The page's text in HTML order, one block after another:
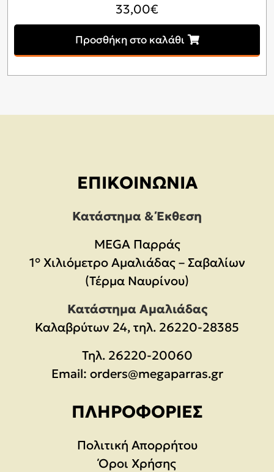
33,00€
Προσθήκη στο καλάθι
ΕΠΙΚΟΙΝΩΝΊΑ
Κατάστημα & Έκθεση
MEGA Παρράς
1° Χιλιόμετρο Αμαλιάδας – Σαβαλίων
(Τέρμα Ναυρίνου)
Κατάστημα Αμαλιάδας
Καλαβρύτων 24, τηλ. 26220-28385
Τηλ. 26220-20060
Email: orders@megaparras.gr
ΠΛΗΡΟΦΟΡΊΕΣ
Πολιτική Απορρήτου
Όροι Χρήσης